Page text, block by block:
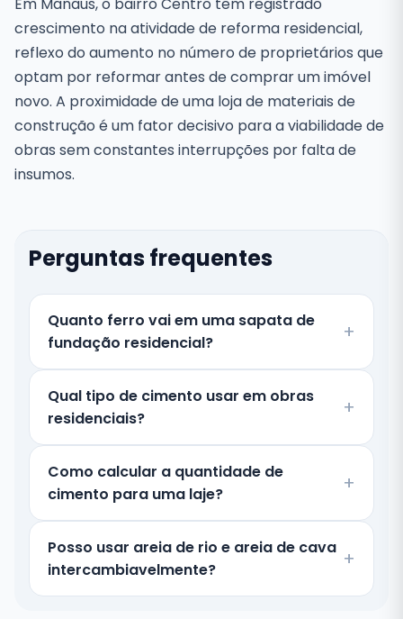
crescimento na atividade de reforma residencial,
reflexo do aumento no número de proprietários que
optam por reformar antes de comprar um imóvel
novo. A proximidade de uma loja de materiais de
construção é um fator decisivo para a viabilidade de
obras sem constantes interrupções por falta de
insumos.
Perguntas frequentes
Quanto ferro vai em uma sapata de
fundação residencial?
Qual tipo de cimento usar em obras
residenciais?
Como calcular a quantidade de
cimento para uma laje?
Posso usar areia de rio e areia de cava
intercambiavelmente?